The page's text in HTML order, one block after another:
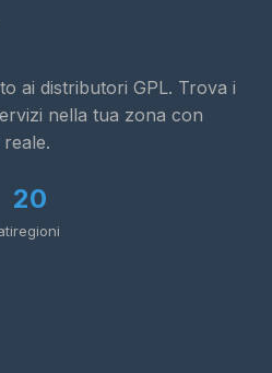
ai distributori GPL. Trova i
nella tua zona con
20
regioni